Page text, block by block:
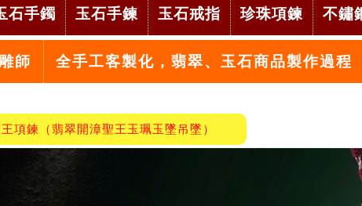
石手鐲 玉石手鍊 玉石戒指 珍珠項鍊 不鏽
師 全手工客製化，翡翠、玉石商品製作過程
項鍊（翡翠開漳聖王玉珮玉墜吊墜）